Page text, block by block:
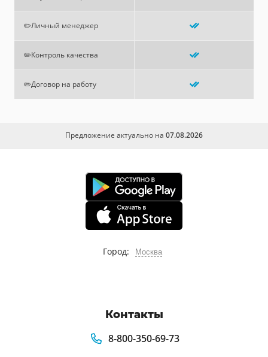
✏️Личный менеджер
✏️Контроль качества
✏️Договор на работу
Предложение актуально на 07.08.2026
Город: Москва
Контакты
8-800-350-69-73